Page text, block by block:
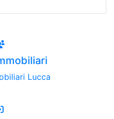
Lucca